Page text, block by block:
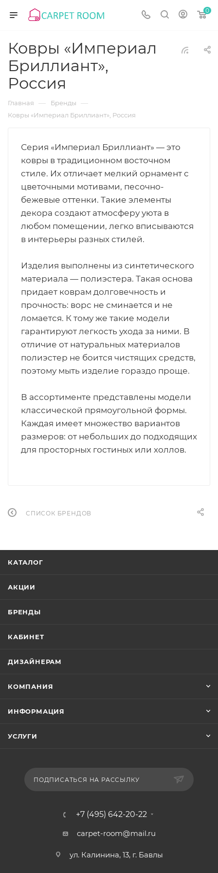
0
Ковры «Империал
Бриллиант»,
Россия
Главная — Бренды —
Ковры «Империал Бриллиант», Россия
Серия «Империал Бриллиант» — это
ковры в традиционном восточном
стиле. Их отличает мелкий орнамент с
цветочными мотивами, песочно-
бежевые оттенки. Такие элементы
декора создают атмосферу уюта в
любом помещении, легко вписываются
в интерьеры разных стилей.
Изделия выполнены из синтетического
материала — полиэстера. Такая основа
придает коврам долговечность и
прочность: ворс не сминается и не
ломается. К тому же такие модели
гарантируют легкость ухода за ними. В
отличие от натуральных материалов
полиэстер не боится чистящих средств,
поэтому мыть изделие гораздо проще.
В ассортименте представлены модели
классической прямоугольной формы.
Каждая имеет множество вариантов
размеров: от небольших до подходящих
для просторных гостиных или холлов.
СПИСОК БРЕНДОВ
КАТАЛОГ
АКЦИИ
БРЕНДЫ
КАБИНЕТ
ДИЗАЙНЕРАМ
КОМПАНИЯ
ИНФОРМАЦИЯ
УСЛУГИ
ПОДПИСАТЬСЯ НА РАССЫЛКУ
+7 (495) 642-20-22
carpet-room@mail.ru
ул. Калинина, 13, г. Бавлы